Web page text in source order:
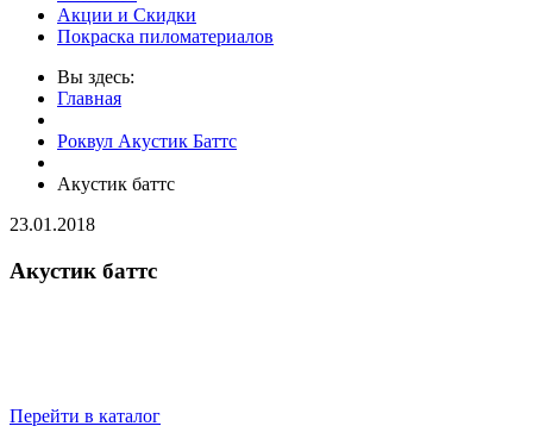
Акции и Скидки
Покраска пиломатериалов
Вы здесь:
Главная
Роквул Акустик Баттс
Акустик баттс
23.01.2018
Акустик баттс
Перейти в каталог